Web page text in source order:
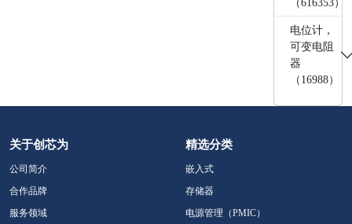
（616353）
电位计，
可变电阻
器
（16988）
关于创芯为
公司简介
合作品牌
服务领域
精选分类
嵌入式
存储器
电源管理（PMIC）